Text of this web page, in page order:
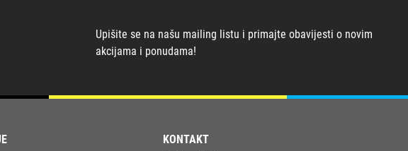
Upišite se na našu mailing listu i primajte obavijesti o novim
akcijama i ponudama!
KONTAKT